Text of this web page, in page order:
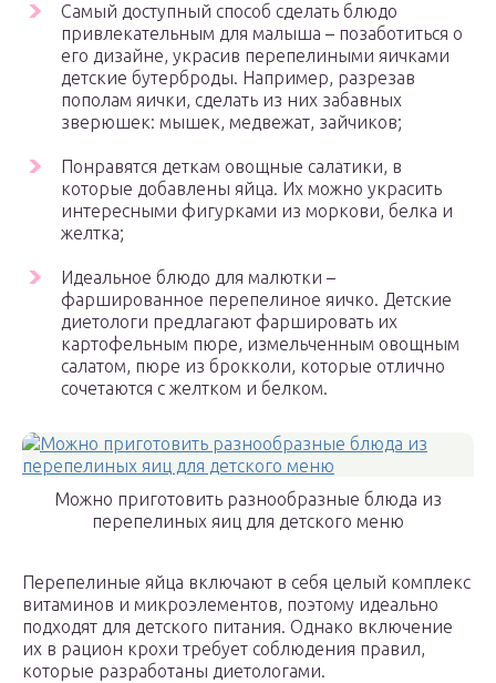
Самый доступный способ сделать блюдо
привлекательным для малыша – позаботиться о
его дизайне, украсив перепелиными яичками
детские бутерброды. Например, разрезав
пополам яички, сделать из них забавных
зверюшек: мышек, медвежат, зайчиков;
Понравятся деткам овощные салатики, в
которые добавлены яйца. Их можно украсить
интересными фигурками из моркови, белка и
желтка;
Идеальное блюдо для малютки –
фаршированное перепелиное яичко. Детские
диетологи предлагают фаршировать их
картофельным пюре, измельченным овощным
салатом, пюре из брокколи, которые отлично
сочетаются с желтком и белком.
Можно приготовить разнообразные блюда из
перепелиных яиц для детского меню
Перепелиные яйца включают в себя целый комплекс
витаминов и микроэлементов, поэтому идеально
подходят для детского питания. Однако включение
их в рацион крохи требует соблюдения правил,
которые разработаны диетологами.